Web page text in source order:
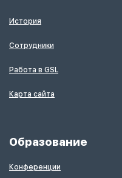
История
Сотрудники
Работа в GSL
Карта сайта
Образование
Конференции